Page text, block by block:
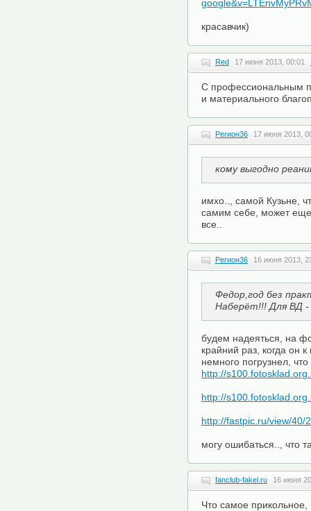
красавчик)
Red 17 июня 2013, 00:01
C профессиональным
и материального
Регион36 17 июня 2013,
кому выгодно
имхо.., самой Кузьне,
самим себе, может
все..
Регион36 16 июня 2013,
Федор,год без
Наберёт!!! Для ВД -
будем надеяться, на
крайний раз, когда он
немного погрузнел,
http://
http://
http://fastpic.ru/view/40/
могу ошибаться.., что
fanclub-fakel.ru 16 июня
Что самое